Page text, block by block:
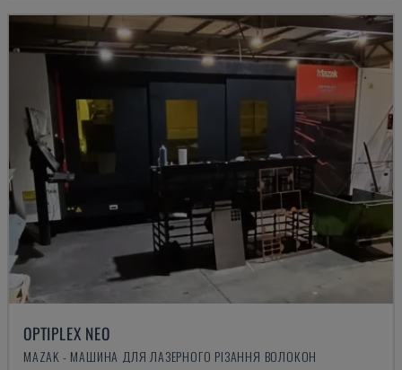
OPTIPLEX NEO
MAZAK - МАШИНА ДЛЯ ЛАЗЕРНОГО РІЗАННЯ ВОЛОКОН